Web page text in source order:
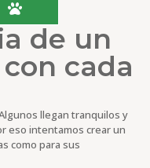
de un
cada
llegan tranquilos y
eso intentamos crear un
como para sus